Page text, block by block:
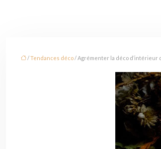
/Tendances déco/ Agrémenter la déco d’intérieur